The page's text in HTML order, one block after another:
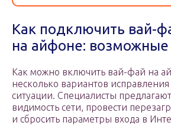
Как подключить вай-
на айфоне:
Как можно включить вай-фай на
несколько вариантов
ситуации. Специалисты
видимость сети, провести
и сбросить параметры входа в